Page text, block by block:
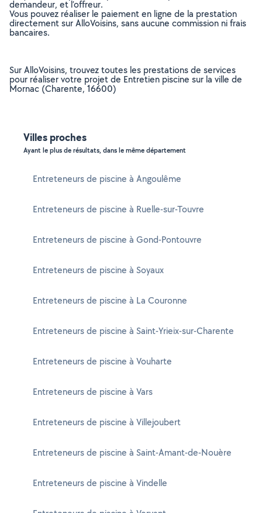
demandeur, et l’offreur.
Vous pouvez réaliser le paiement en ligne de la prestation
directement sur AlloVoisins, sans aucune commission ni frais
bancaires.
Sur AlloVoisins, trouvez toutes les prestations de services
pour réaliser votre projet de Entretien piscine sur la ville de
Mornac (Charente, 16600)
Villes proches
Ayant le plus de résultats, dans le même département
Entreteneurs de piscine à Angoulême
Entreteneurs de piscine à Ruelle-sur-Touvre
Entreteneurs de piscine à Gond-Pontouvre
Entreteneurs de piscine à Soyaux
Entreteneurs de piscine à La Couronne
Entreteneurs de piscine à Saint-Yrieix-sur-Charente
Entreteneurs de piscine à Vouharte
Entreteneurs de piscine à Vars
Entreteneurs de piscine à Villejoubert
Entreteneurs de piscine à Saint-Amant-de-Nouère
Entreteneurs de piscine à Vindelle